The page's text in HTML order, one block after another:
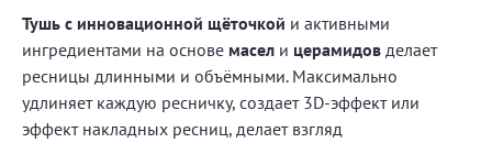
Тушь с инновационной щёточкой и активными
ингредиентами на основе масел и церамидов делает
ресницы длинными и объёмными. Максимально
удлиняет каждую ресничку, создает 3D-эффект или
эффект накладных ресниц, делает взгляд